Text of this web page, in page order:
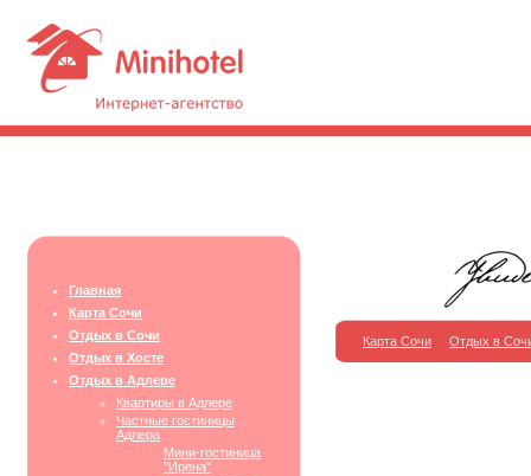
Главная
Карта Сочи
Отдых в Сочи
Отдых в Хосте
Отдых в Адлере
Квартиры в Адлере
Частные гостиницы
Адлера
Мини-гостиница
"Ирена"
Карта Сочи Отдых в